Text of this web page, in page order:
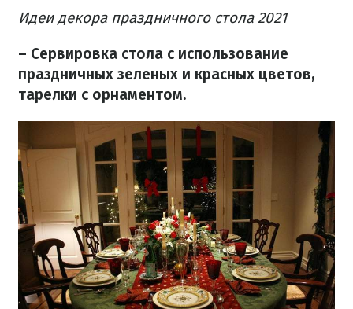
Идеи декора праздничного стола 2021
– Сервировка стола с использование
праздничных зеленых и красных цветов,
тарелки с орнаментом.